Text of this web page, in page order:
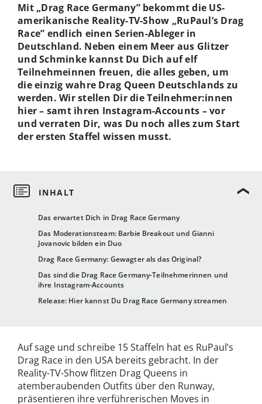
Das erwartet Dich in Drag Race Germany
Das Moderationsteam: Barbie Breakout und Gianni
Jovanovic bilden ein Duo
Drag Race Germany: Gewagter als das Original?
Das sind die Drag Race Germany-Teilnehmerinnen und
ihre Instagram-Accounts
Release: Hier kannst Du Drag Race Germany streamen
Mit „Drag Race Germany” bekommt die US-
amerikanische Reality-TV-Show „RuPaul’s Drag
Race” endlich einen Serien-Ableger in
Deutschland. Neben einem Meer aus Glitzer
und Schminke kannst Du Dich auf elf
Teilnehmeinnen freuen, die alles geben, um
die einzig wahre Drag Queen Deutschlands zu
werden. Wir stellen Dir die Teilnehmer:innen
hier – samt ihren Instagram-Accounts – vor
und verraten Dir, was Du noch alles zum Start
der ersten Staffel wissen musst.
Auf sage und schreibe 15 Staffeln hat es RuPaul’s
Drag Race in den USA bereits gebracht. In der
Reality-TV-Show flitzen Drag Queens in
atemberaubenden Outfits über den Runway,
präsentieren ihre verführerischen Moves in